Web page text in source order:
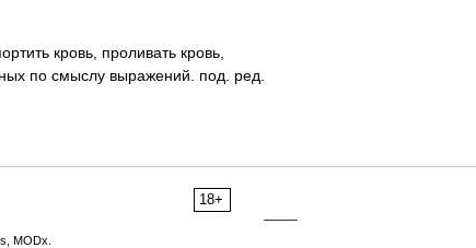
кровь, проливать кровь,
по смыслу выражений. под. ред.
18+
MODx.